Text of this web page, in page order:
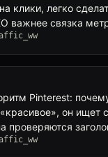
клики, легко
важнее связка
Pinterest:
он ищет
проверяются